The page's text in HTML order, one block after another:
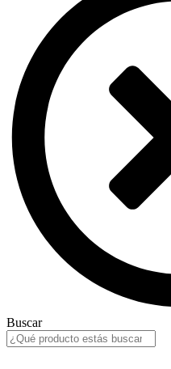
Buscar